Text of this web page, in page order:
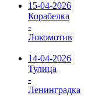
15-04-2026
Корабелка
-
Локомотив
14-04-2026
Тулица
-
Ленинградка